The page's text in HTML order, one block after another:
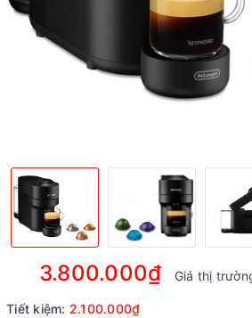
3.800.000₫ Giá thị
Tiết kiệm: 2.100.000₫